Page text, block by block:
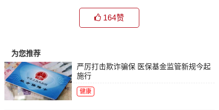
164赞
为您推荐
严厉打击欺诈骗保 医保基金监管新规今起
施行
健康